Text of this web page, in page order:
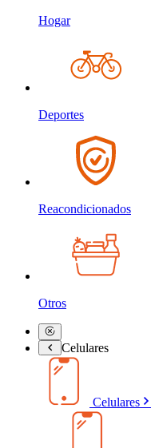
Hogar
Deportes
Reacondicionados
Otros
Celulares
Celulares